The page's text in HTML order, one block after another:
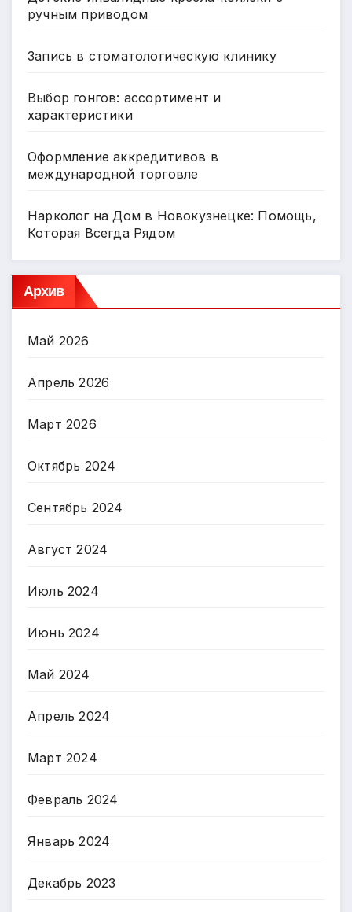
ручным приводом
Запись в стоматологическую клинику
Выбор гонгов: ассортимент и
характеристики
Оформление аккредитивов в
международной торговле
Нарколог на Дом в Новокузнецке: Помощь,
Которая Всегда Рядом
Архив
Май 2026
Апрель 2026
Март 2026
Октябрь 2024
Сентябрь 2024
Август 2024
Июль 2024
Июнь 2024
Май 2024
Апрель 2024
Март 2024
Февраль 2024
Январь 2024
Декабрь 2023